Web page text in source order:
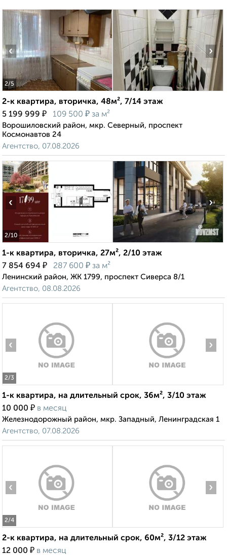
2/5
‹ ›
2-к квартира, вторичка, 48м², 7/14 этаж
5 199 999 ₽ 109 500 ₽ за м²
Ворошиловский район, мкр. Северный, проспект
Космонавтов 24
Агентство, 07.08.2026
2/10
‹ ›
1-к квартира, вторичка, 27м², 2/10 этаж
7 854 694 ₽ 287 600 ₽ за м²
Ленинский район, ЖК 1799, проспект Сиверса 8/1
Агентство, 08.08.2026
2/3
‹ ›
1-к квартира, на длительный срок, 36м², 3/10 этаж
10 000 ₽ в месяц
Железнодорожный район, мкр. Западный, Ленинградская 1
Агентство, 07.08.2026
2/4
‹ ›
2-к квартира, на длительный срок, 60м², 3/12 этаж
12 000 ₽ в месяц